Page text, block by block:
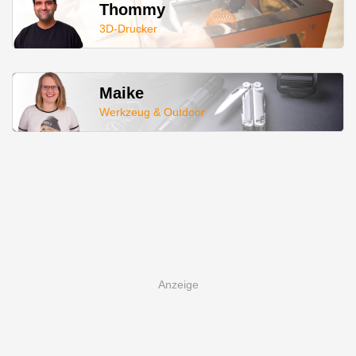
Thommy
3D-Drucker
Maike
Werkzeug & Outdoor